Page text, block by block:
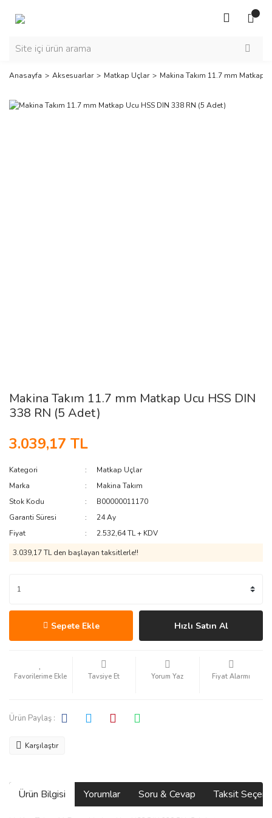
Anasayfa Aksesuarlar Matkap Uçlar Makina Takım 11.7 mm Matkap
Makina Takım 11.7 mm Matkap Ucu HSS DIN
338 RN (5 Adet)
3.039,17 TL
Kategori
Matkap Uçlar
Marka
Makina Takım
Stok Kodu
B00000011170
Garanti Süresi
24 Ay
Fiyat
2.532,64 TL + KDV
3.039,17 TL den başlayan taksitlerle!!
Sepete Ekle Hızlı Satın Al
Tavsiye Et Yorum Yaz Fiyat Alarmı
Ürün Paylaş :
Karşılaştır
Ürün Bilgisi Yorumlar Soru & Cevap Taksit